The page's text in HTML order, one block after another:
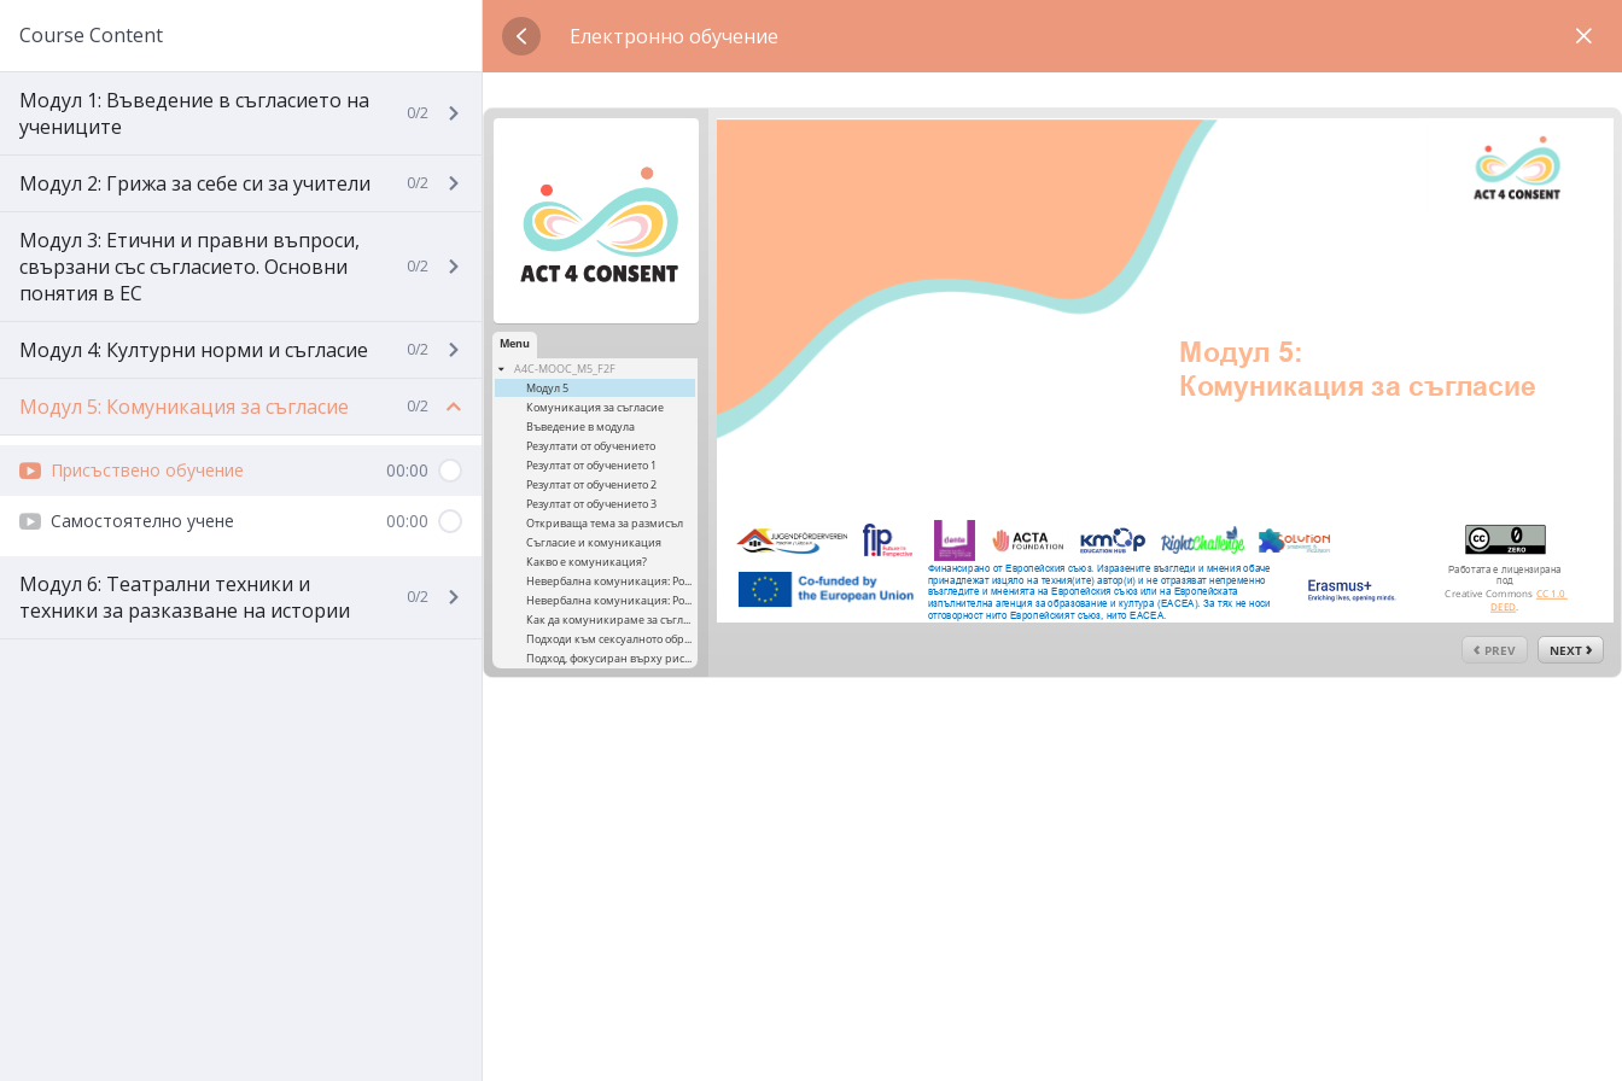
Course Content
Модул 1: Въведение в съгласието на
учениците
0/2
Модул 2: Грижа за себе си за учители 0/2
Модул 3: Етични и правни въпроси,
свързани със съгласието. Основни
понятия в ЕС
0/2
Модул 4: Културни норми и съгласие 0/2
Модул 5: Комуникация за съгласие 0/2
Присъствено обучение 00:00
Самостоятелно учене 00:00
Модул 6: Театрални техники и
техники за разказване на истории
0/2
Електронно обучение